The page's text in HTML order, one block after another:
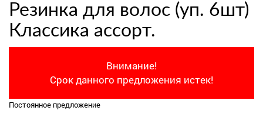
Резинка для волос (уп. 6шт)
Классика ассорт.
Внимание!
Срок данного предложения истек!
Постоянное предложение